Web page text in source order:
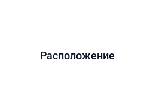
Расположение